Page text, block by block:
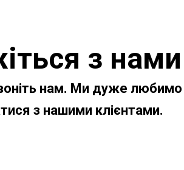
з нами
нам. Ми дуже любимо
з нашими клієнтами.